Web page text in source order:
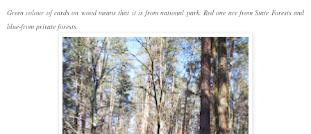
Green colour of cards on wood means that it is from national park. Red one are from State Forests and
blue-from private forests.